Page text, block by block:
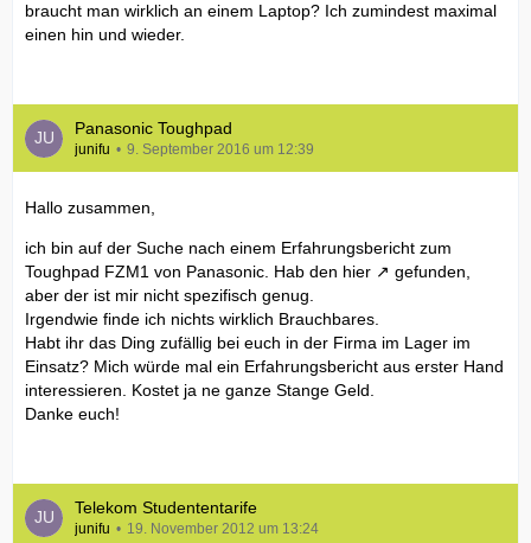
braucht man wirklich an einem Laptop? Ich zumindest maximal
einen hin und wieder.
Panasonic Toughpad
junifu 9. September 2016 um 12:39
Hallo zusammen,
ich bin auf der Suche nach einem Erfahrungsbericht zum
Toughpad FZM1 von Panasonic. Hab den hier
gefunden,
aber der ist mir nicht spezifisch genug.
Irgendwie finde ich nichts wirklich Brauchbares.
Habt ihr das Ding zufällig bei euch in der Firma im Lager im
Einsatz? Mich würde mal ein Erfahrungsbericht aus erster Hand
interessieren. Kostet ja ne ganze Stange Geld.
Danke euch!
Telekom Studententarife
junifu 19. November 2012 um 13:24